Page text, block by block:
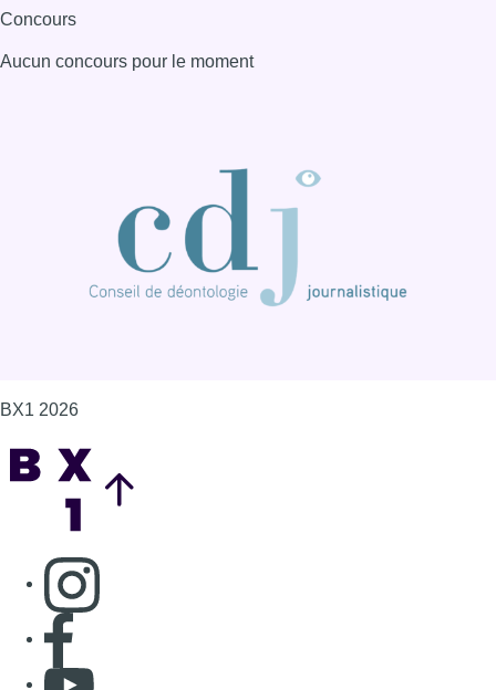
Concours
Aucun concours pour le moment
BX1 2026
Consulter page Instagram
Consulter page Facebook
Consulter Youtube